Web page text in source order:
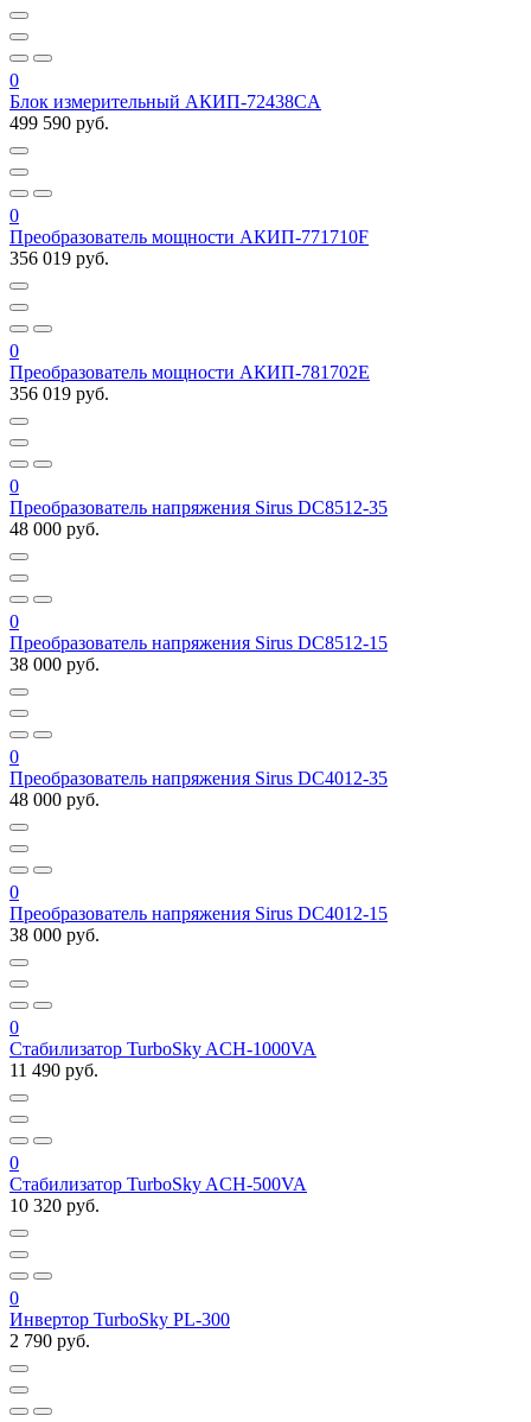
0
Блок измерительный АКИП-72438CA
499 590 руб.
0
Преобразователь мощности АКИП-771710F
356 019 руб.
0
Преобразователь мощности АКИП-781702E
356 019 руб.
0
Преобразователь напряжения Sirus DC8512-35
48 000 руб.
0
Преобразователь напряжения Sirus DC8512-15
38 000 руб.
0
Преобразователь напряжения Sirus DC4012-35
48 000 руб.
0
Преобразователь напряжения Sirus DC4012-15
38 000 руб.
0
Стабилизатор TurboSky ACH-1000VA
11 490 руб.
0
Стабилизатор TurboSky ACH-500VA
10 320 руб.
0
Инвертор TurboSky PL-300
2 790 руб.